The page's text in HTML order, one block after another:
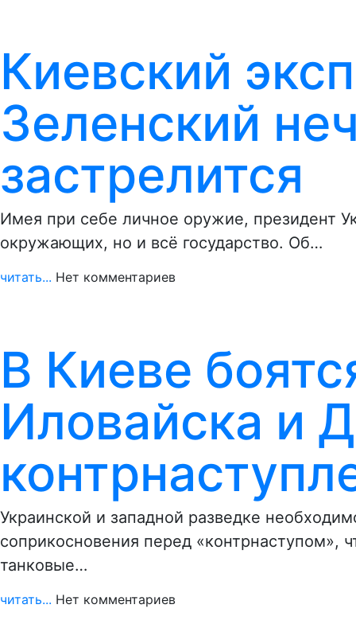
Киевский
Зеленский
застрелится
Имея при себе личное оружие, президент
окружающих, но и всё государство. Об…
читать... Нет комментариев
В Киеве
Иловайска и
Украинской и западной разведке
соприкосновения перед «контрнаступом»,
танковые…
читать... Нет комментариев